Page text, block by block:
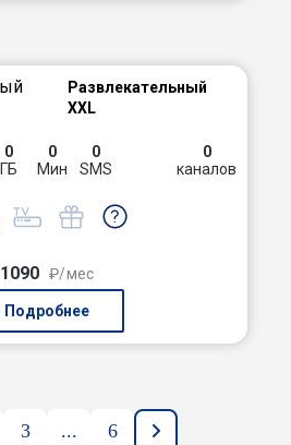
Развлекательный
XXL
0
ГБ
0
Мин
0
SMS
0
каналов
1090 ₽/мес
Подробнее
3 ... 6